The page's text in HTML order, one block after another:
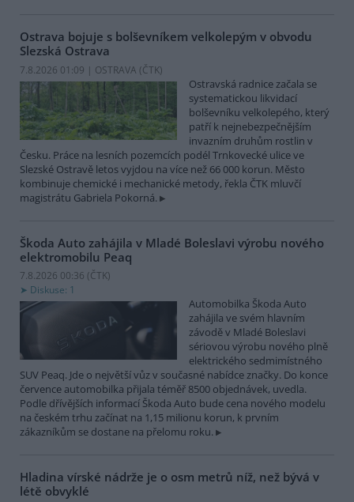
Ostrava bojuje s bolševníkem velkolepým v obvodu
Slezská Ostrava
7.8.2026 01:09 | OSTRAVA (ČTK)
Ostravská radnice začala se
systematickou likvidací
bolševníku velkolepého, který
patří k nejnebezpečnějším
invazním druhům rostlin v
Česku. Práce na lesních pozemcích podél Trnkovecké ulice ve
Slezské Ostravě letos vyjdou na více než 66 000 korun. Město
kombinuje chemické i mechanické metody, řekla ČTK mluvčí
magistrátu Gabriela Pokorná.
Škoda Auto zahájila v Mladé Boleslavi výrobu nového
elektromobilu Peaq
7.8.2026 00:36 (ČTK)
Diskuse: 1
Automobilka Škoda Auto
zahájila ve svém hlavním
závodě v Mladé Boleslavi
sériovou výrobu nového plně
elektrického sedmimístného
SUV Peaq. Jde o největší vůz v současné nabídce značky. Do konce
července automobilka přijala téměř 8500 objednávek, uvedla.
Podle dřívějších informací Škoda Auto bude cena nového modelu
na českém trhu začínat na 1,15 milionu korun, k prvním
zákazníkům se dostane na přelomu roku.
Hladina vírské nádrže je o osm metrů níž, než bývá v
létě obvyklé